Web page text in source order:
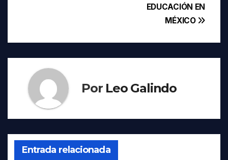
EDUCACIÓN EN
MÉXICO
Por Leo Galindo
Entrada relacionada